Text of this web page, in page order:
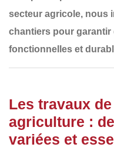
secteur agricole, nous
chantiers pour garantir
fonctionnelles et
Les travaux
agriculture :
variées et